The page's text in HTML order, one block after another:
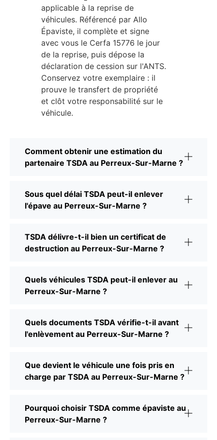
applicable à la reprise de
véhicules. Référencé par Allo
Épaviste, il complète et signe
avec vous le Cerfa 15776 le jour
de la reprise, puis dépose la
déclaration de cession sur l'ANTS.
Conservez votre exemplaire : il
prouve le transfert de propriété
et clôt votre responsabilité sur le
véhicule.
Comment obtenir une estimation du
partenaire TSDA au Perreux-Sur-Marne ?
Sous quel délai TSDA peut-il enlever
l'épave au Perreux-Sur-Marne ?
TSDA délivre-t-il bien un certificat de
destruction au Perreux-Sur-Marne ?
Quels véhicules TSDA peut-il enlever au
Perreux-Sur-Marne ?
Quels documents TSDA vérifie-t-il avant
l'enlèvement au Perreux-Sur-Marne ?
Que devient le véhicule une fois pris en
charge par TSDA au Perreux-Sur-Marne ?
Pourquoi choisir TSDA comme épaviste au
Perreux-Sur-Marne ?